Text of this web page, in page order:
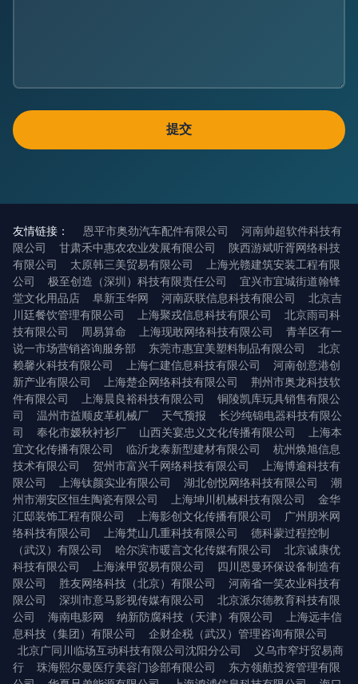
友情链接： 恩平市奥劲汽车配件有限公司
河南帅超软件科技有
限公司
甘肃禾中惠农农业发展有限公司
陕西游斌听胥网络科技
有限公司
太原韩三美贸易有限公司
上海光赣建筑安装工程有限
公司
极至创造（深圳）科技有限责任公司
宜兴市宜城街道翰锋
堂文化用品店
阜新玉华网 河南跃联信息科技有限公司
北京吉
川廷餐饮管理有限公司
上海聚戎信息科技有限公司
北京雨司科
技有限公司
周易算命 上海现敢网络科技有限公司
青羊区有一
说一市场营销咨询服务部
东莞市惠宜美塑料制品有限公司
北京
赖馨火科技有限公司
上海仁建信息科技有限公司
河南创意港创
新产业有限公司
上海楚企网络科技有限公司
荆州市奥龙科技软
件有限公司
上海晨良裕科技有限公司
铜陵凯库玩具销售有限公
司
温州市益顺皮革机械厂 天气预报
长沙纯锦电器科技有限公
司
奉化市嫒秋衬衫厂 山西关宴忠义文化传播有限公司
上海本
宜文化传播有限公司
临沂龙泰新型建材有限公司
杭州焕旭信息
技术有限公司
贺州市富兴千网络科技有限公司
上海博逾科技有
限公司
上海钛颜实业有限公司 湖北创悦网络科技有限公司
潮
州市潮安区恒生陶瓷有限公司
上海坤川机械科技有限公司
金华
汇邸装饰工程有限公司
上海影创文化传播有限公司
广州朋米网
络科技有限公司
上海梵山几重科技有限公司
德科蒙过程控制
（武汉）有限公司
哈尔滨市暖言文化传媒有限公司
北京诚康优
科技有限公司
上海涞甲贸易有限公司
四川恩曼环保设备制造有
限公司
胜友网络科技（北京）有限公司
河南省一笑农业科技有
限公司
深圳市意马影视传媒有限公司
北京派尔德教育科技有限
公司
海南电影网 纳新防腐科技（天津）有限公司
上海远丰信
息科技（集团）有限公司
企财企税（武汉）管理咨询有限公司
北京广同川临场互动科技有限公司沈阳分公司
义乌市窄圩贸易商
行
珠海熙尔曼医疗美容门诊部有限公司
东方领航投资管理有限